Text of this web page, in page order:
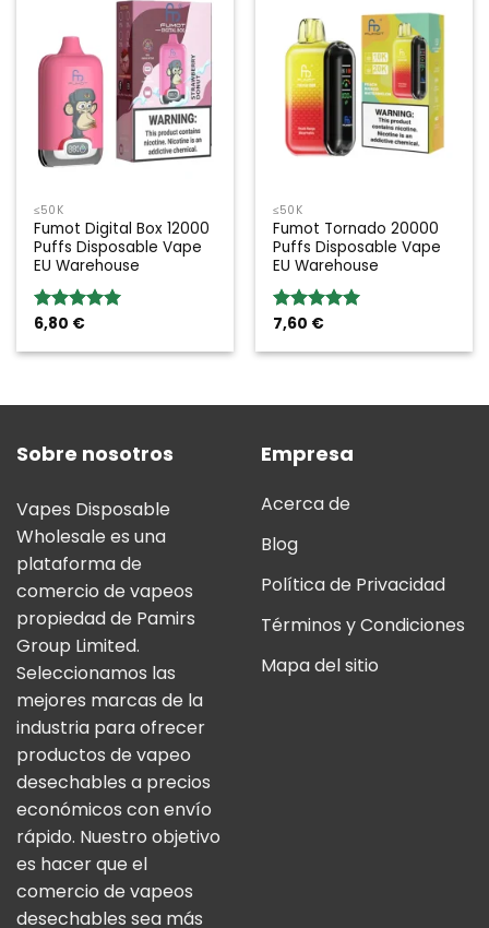
≤50K
Fumot Digital Box 12000
Puffs Disposable Vape
EU Warehouse
Valoración:
5
6,80 €
≤50K
Fumot Tornado 20000
Puffs Disposable Vape
EU Warehouse
Valoración:
5
7,60 €
Sobre nosotros
Vapes Disposable
Wholesale es una
plataforma de
comercio de vapeos
propiedad de Pamirs
Group Limited.
Seleccionamos las
mejores marcas de la
industria para ofrecer
productos de vapeo
desechables a precios
económicos con envío
rápido. Nuestro objetivo
es hacer que el
comercio de vapeos
desechables sea más
Empresa
Acerca de
Blog
Política de Privacidad
Términos y Condiciones
Mapa del sitio